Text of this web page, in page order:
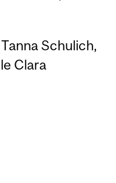
Schulich,
Clara